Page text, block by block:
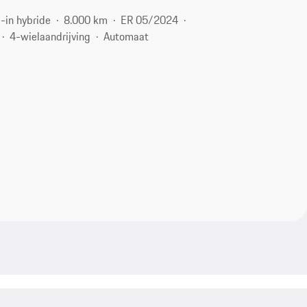
in hybride 8.000 km
ER 05/2024
4-wielaandrijving
Automaat